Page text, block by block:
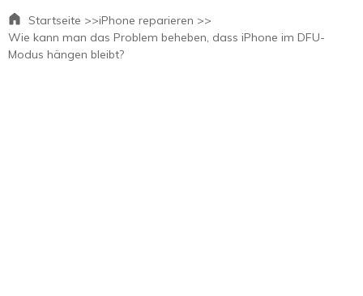
Startseite >>iPhone reparieren >>
Wie kann man das Problem beheben, dass iPhone im DFU-
Modus hängen bleibt?